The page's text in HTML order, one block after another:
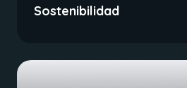
Sostenibilidad